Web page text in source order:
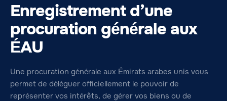
Enregistrement d’une
procuration générale aux
ÉAU
Une procuration générale aux Émirats arabes unis vous
permet de déléguer officiellement le pouvoir de
représenter vos intérêts, de gérer vos biens ou de